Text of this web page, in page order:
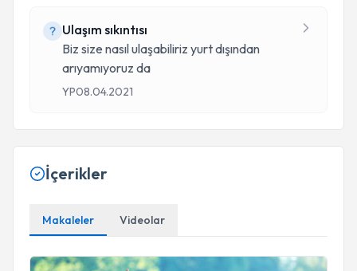
Ulaşım sıkıntısı
Biz size nasıl ulaşabiliriz yurt dışından
arıyamıyoruz da
YP08.04.2021
İçerikler
Makaleler Videolar
NEFES TERAPİSİNİN GENEL SAĞLIK ÜZERİNDEKİ